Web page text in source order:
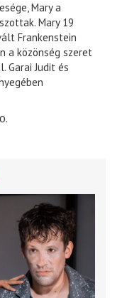
Mary a
Mary 19
Frankenstein
a közönség szeret
Garai Judit és